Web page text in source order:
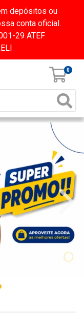
depósitos ou
conta oficial.
29 ATEF
0